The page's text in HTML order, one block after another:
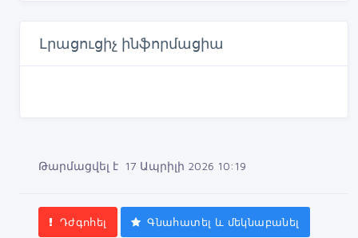
Լրացուցիչ ինֆորմացիա
Թարմացվել է 17 Ապրիլի 2026 10:19
Դժգոհել Գնահատել և մեկնաբանել